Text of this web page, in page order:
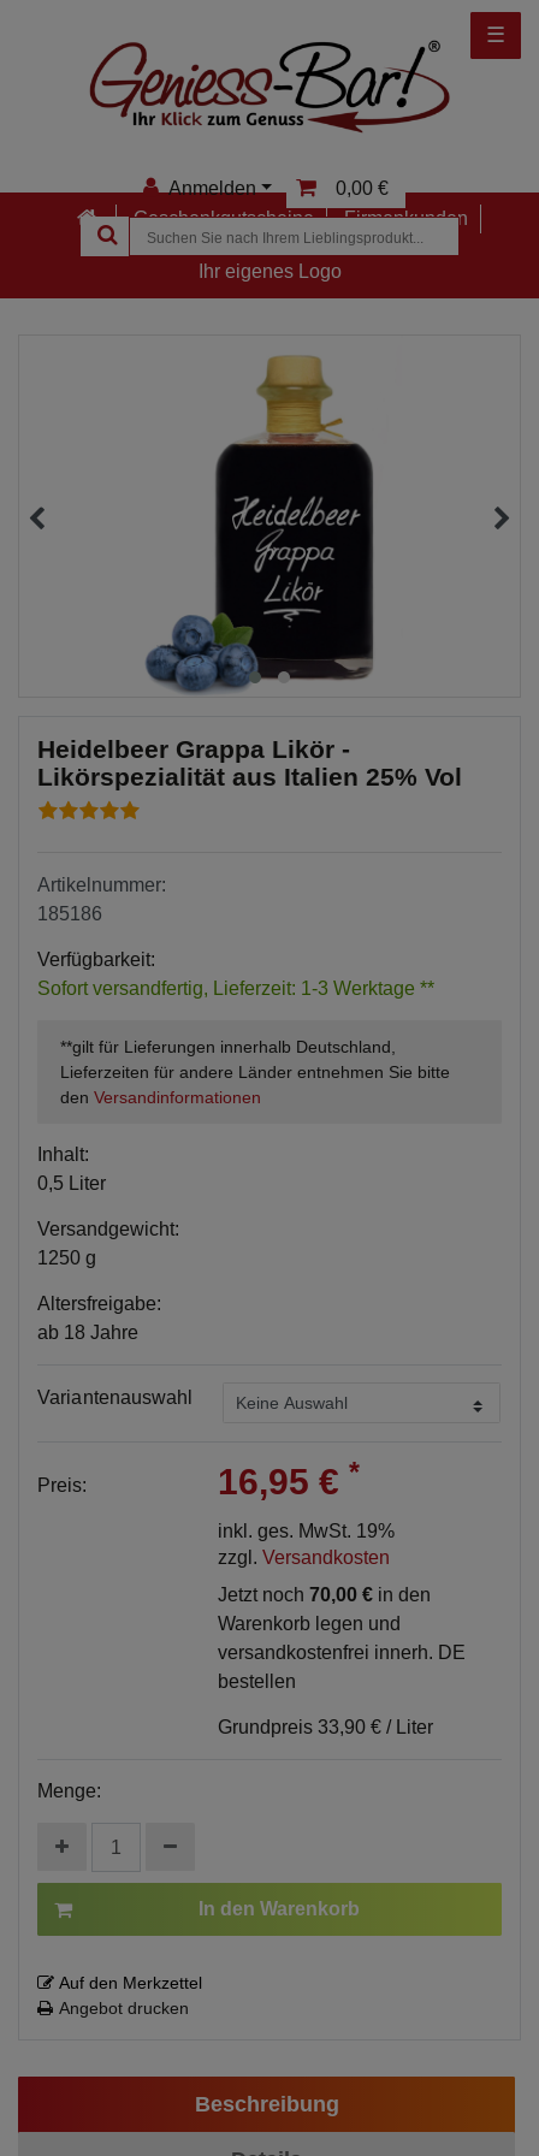
Anmelden
Anmelden
0,00 €
Geschenkgutscheine
Firmenkunden
Ihr eigenes Logo
☰
Heidelbeer Grappa Likör -
Likörspezialität aus Italien 25% Vol
Artikelnummer:
185186
Verfügbarkeit:
Sofort versandfertig, Lieferzeit: 1-3 Werktage **
**gilt für Lieferungen innerhalb Deutschland,
Lieferzeiten für andere Länder entnehmen Sie bitte
den Versandinformationen
Inhalt:
0,5 Liter
Versandgewicht:
1250 g
Altersfreigabe:
ab 18 Jahre
Variantenauswahl
Preis: 16,95 € *
inkl. ges. MwSt. 19%
zzgl. Versandkosten
Jetzt noch 70,00 € in den
Warenkorb legen und
versandkostenfrei innerh. DE
bestellen
Grundpreis 33,90 € / Liter
Menge:
In den Warenkorb
Auf den Merkzettel
Angebot drucken
Beschreibung